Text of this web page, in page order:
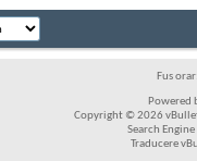
Fus
Powered
Copyright © 2026
Search
Traducere